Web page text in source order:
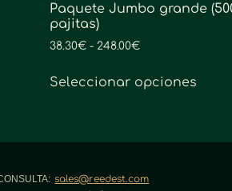
Paquete Jumbo grande
pajitas)
38.30€ - 248.00€
Seleccionar opciones
sales@reedest.com